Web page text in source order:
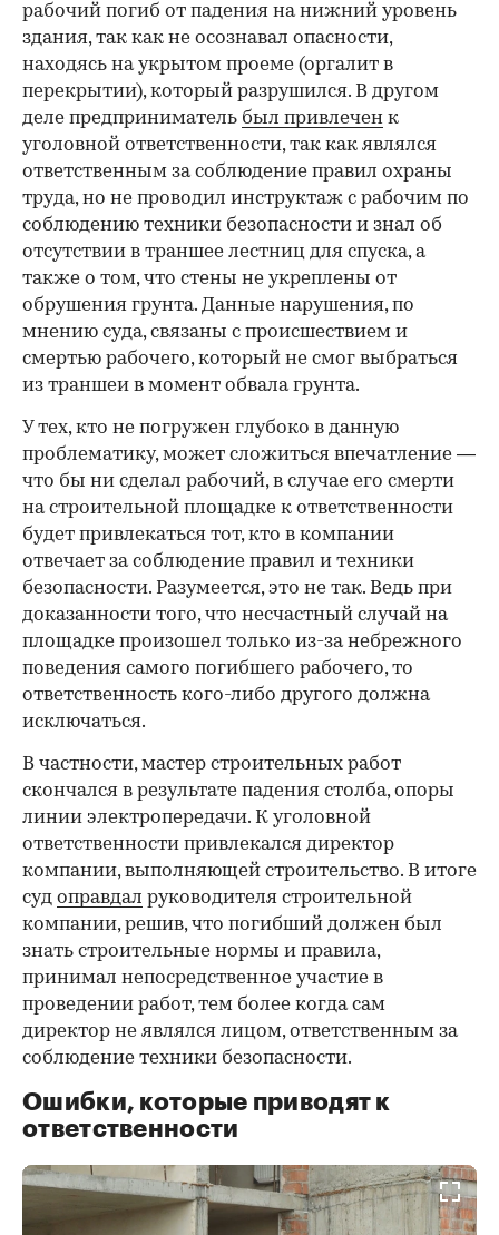
рабочий погиб от падения на нижний уровень
здания, так как не осознавал опасности,
находясь на укрытом проеме (оргалит в
перекрытии), который разрушился. В другом
деле предприниматель был привлечен к
уголовной ответственности, так как являлся
ответственным за соблюдение правил охраны
труда, но не проводил инструктаж с рабочим по
соблюдению техники безопасности и знал об
отсутствии в траншее лестниц для спуска, а
также о том, что стены не укреплены от
обрушения грунта. Данные нарушения, по
мнению суда, связаны с происшествием и
смертью рабочего, который не смог выбраться
из траншеи в момент обвала грунта.
У тех, кто не погружен глубоко в данную
проблематику, может сложиться впечатление —
что бы ни сделал рабочий, в случае его смерти
на строительной площадке к ответственности
будет привлекаться тот, кто в компании
отвечает за соблюдение правил и техники
безопасности. Разумеется, это не так. Ведь при
доказанности того, что несчастный случай на
площадке произошел только из-за небрежного
поведения самого погибшего рабочего, то
ответственность кого-либо другого должна
исключаться.
В частности, мастер строительных работ
скончался в результате падения столба, опоры
линии электропередачи. К уголовной
ответственности привлекался директор
компании, выполняющей строительство. В итоге
суд оправдал руководителя строительной
компании, решив, что погибший должен был
знать строительные нормы и правила,
принимал непосредственное участие в
проведении работ, тем более когда сам
директор не являлся лицом, ответственным за
соблюдение техники безопасности.
Ошибки, которые приводят к
ответственности